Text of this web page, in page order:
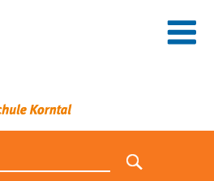
Suche